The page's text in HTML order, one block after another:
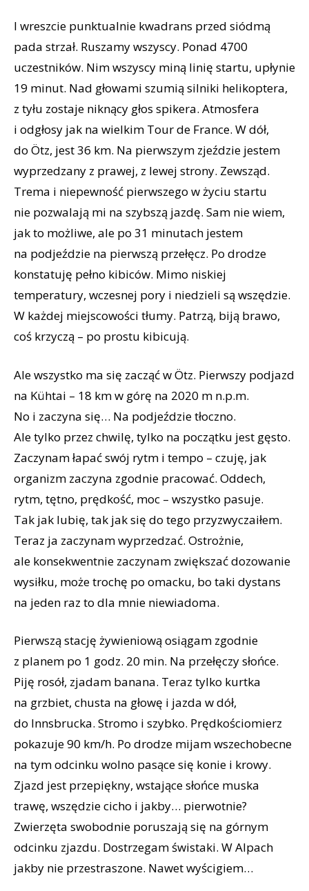
I wreszcie punktualnie kwadrans przed siódmą
pada strzał. Ruszamy wszyscy. Ponad 4700
uczestników. Nim wszyscy miną linię startu, upłynie
19 minut. Nad głowami szumią silniki helikoptera,
z tyłu zostaje niknący głos spikera. Atmosfera
i odgłosy jak na wielkim Tour de France. W dół,
do Ötz, jest 36 km. Na pierwszym zjeździe jestem
wyprzedzany z prawej, z lewej strony. Zewsząd.
Trema i niepewność pierwszego w życiu startu
nie pozwalają mi na szybszą jazdę. Sam nie wiem,
jak to możliwe, ale po 31 minutach jestem
na podjeździe na pierwszą przełęcz. Po drodze
konstatuję pełno kibiców. Mimo niskiej
temperatury, wczesnej pory i niedzieli są wszędzie.
W każdej miejscowości tłumy. Patrzą, biją brawo,
coś krzyczą – po prostu kibicują.
Ale wszystko ma się zacząć w Ötz. Pierwszy podjazd
na Kühtai – 18 km w górę na 2020 m n.p.m.
No i zaczyna się… Na podjeździe tłoczno.
Ale tylko przez chwilę, tylko na początku jest gęsto.
Zaczynam łapać swój rytm i tempo – czuję, jak
organizm zaczyna zgodnie pracować. Oddech,
rytm, tętno, prędkość, moc – wszystko pasuje.
Tak jak lubię, tak jak się do tego przyzwyczaiłem.
Teraz ja zaczynam wyprzedzać. Ostrożnie,
ale konsekwentnie zaczynam zwiększać dozowanie
wysiłku, może trochę po omacku, bo taki dystans
na jeden raz to dla mnie niewiadoma.
Pierwszą stację żywieniową osiągam zgodnie
z planem po 1 godz. 20 min. Na przełęczy słońce.
Piję rosół, zjadam banana. Teraz tylko kurtka
na grzbiet, chusta na głowę i jazda w dół,
do Innsbrucka. Stromo i szybko. Prędkościomierz
pokazuje 90 km/h. Po drodze mijam wszechobecne
na tym odcinku wolno pasące się konie i krowy.
Zjazd jest przepiękny, wstające słońce muska
trawę, wszędzie cicho i jakby… pierwotnie?
Zwierzęta swobodnie poruszają się na górnym
odcinku zjazdu. Dostrzegam świstaki. W Alpach
jakby nie przestraszone. Nawet wyścigiem…